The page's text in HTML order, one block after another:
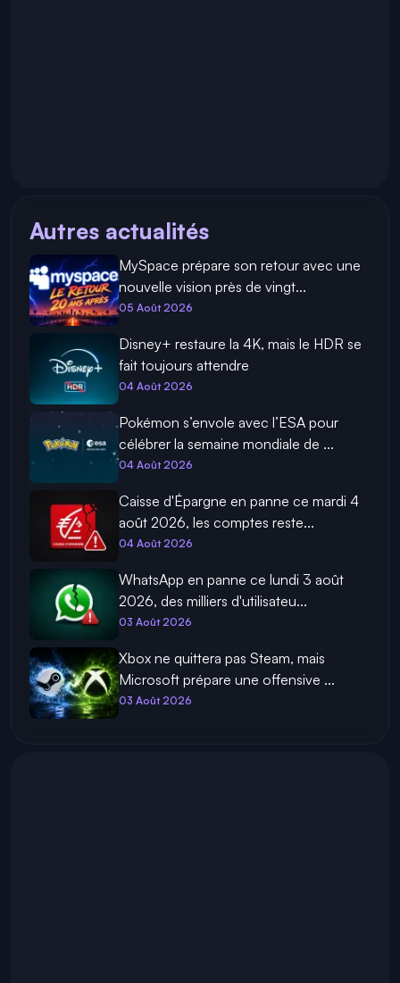
Autres actualités
MySpace prépare son retour avec une
nouvelle vision près de vingt...
05 Août 2026
Disney+ restaure la 4K, mais le HDR se
fait toujours attendre
04 Août 2026
Pokémon s’envole avec l’ESA pour
célébrer la semaine mondiale de ...
04 Août 2026
Caisse d'Épargne en panne ce mardi 4
août 2026, les comptes reste...
04 Août 2026
WhatsApp en panne ce lundi 3 août
2026, des milliers d'utilisateu...
03 Août 2026
Xbox ne quittera pas Steam, mais
Microsoft prépare une offensive ...
03 Août 2026